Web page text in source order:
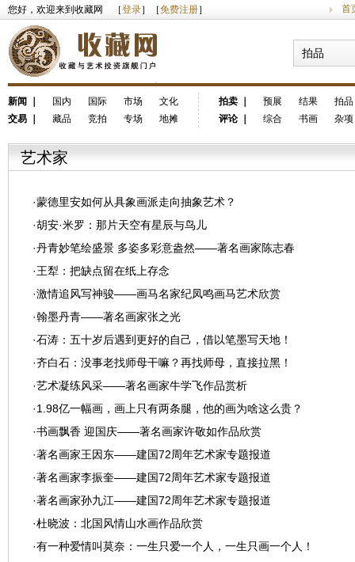
您好，欢迎来到收藏网 ［登录］［免费注册］ 首
拍品
新闻 国内 国际 市场
文化
交易
藏品 竞拍 专场 地摊
拍卖 预展 结果
拍品
评论｜ 综合 书画 杂项
艺术家
·蒙德里安如何从具象画派走向抽象艺术？
·胡安·米罗：那片天空有星辰与鸟儿
·丹青妙笔绘盛景 多姿多彩意盎然——著名画家陈志春
·王犁：把缺点留在纸上存念
·激情追风写神骏——画马名家纪凤鸣画马艺术欣赏
·翰墨丹青——著名画家张之光
·石涛：五十岁后遇到更好的自己，借以笔墨写天地！
·齐白石：没事老找师母干嘛？再找师母，直接拉黑！
·艺术凝练风采——著名画家牛学飞作品赏析
·1.98亿一幅画，画上只有两条腿，他的画为啥这么贵？
·书画飘香 迎国庆——著名画家许敬如作品欣赏
·著名画家王因东——建国72周年艺术家专题报道
·著名画家李振奎——建国72周年艺术家专题报道
·著名画家孙九江——建国72周年艺术家专题报道
·杜晓波：北国风情山水画作品欣赏
·有一种爱情叫莫奈：一生只爱一个人，一生只画一个人！